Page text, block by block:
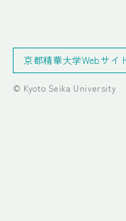
京都精華大学Webサイ
© Kyoto Seika University